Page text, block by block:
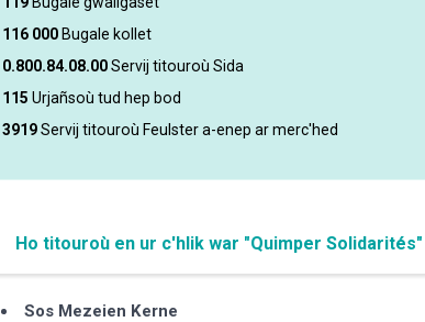
116 000 Bugale kollet
0.800.84.08.00Servij titouroùSida
115 Urjañsoù tud hep bod
3919Servij titouroù Feulster a-enep ar merc'hed
Ho titouroù en ur c'hlik war "Quimper Solidarités"
Sos Mezeien Kerne